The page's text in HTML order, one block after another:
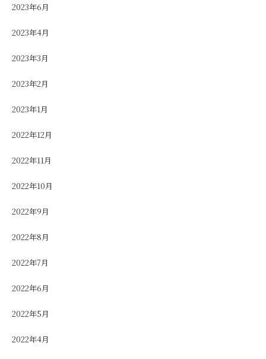
2023年6月
2023年4月
2023年3月
2023年2月
2023年1月
2022年12月
2022年11月
2022年10月
2022年9月
2022年8月
2022年7月
2022年6月
2022年5月
2022年4月